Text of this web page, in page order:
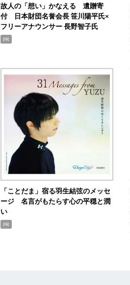
故人の「想い」かなえる 遺贈寄
付 日本財団名誉会長 笹川陽平氏×
フリーアナウンサー 長野智子氏
PR
「ことだま」宿る羽生結弦のメッセ
ージ 名言がもたらす心の平穏と潤
い
PR